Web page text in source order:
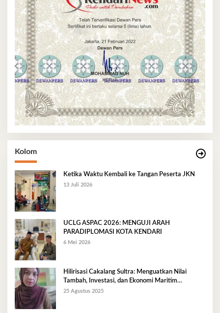
Kolom
Ketika Waktu Kembali ke Tangan Peserta JKN
13 Juli 2026
UCLG ASPAC 2026: MENGUJI ARAH
PARADIPLOMASI KOTA KENDARI
6 Mei 2026
Hilirisasi Cakalang Sultra: Menguatkan Nilai
Tambah, Investasi, dan Ekonomi Maritim
Berkelanjutan
25 Agustus 2025